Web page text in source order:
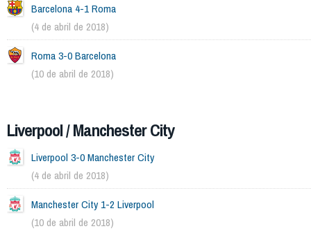
Barcelona 4-1 Roma
(4 de abril de 2018)
Roma 3-0 Barcelona
(10 de abril de 2018)
Liverpool / Manchester City
Liverpool 3-0 Manchester City
(4 de abril de 2018)
Manchester City 1-2 Liverpool
(10 de abril de 2018)